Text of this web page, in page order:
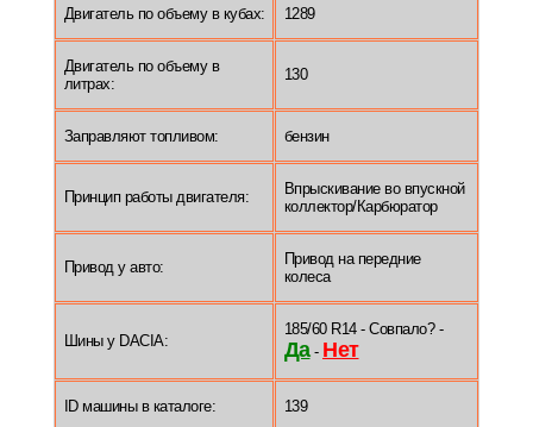
Двигатель по объему в кубах: 1289
Двигатель по объему в
литрах:
130
Заправляют топливом: бензин
Принцип работы двигателя:
Впрыскивание во впускной
коллектор/Карбюратор
Привод у авто:
Привод на передние
колеса
Шины у DACIA:
185/60 R14 - Совпало? -
Да- Нет
ID машины в каталоге: 139